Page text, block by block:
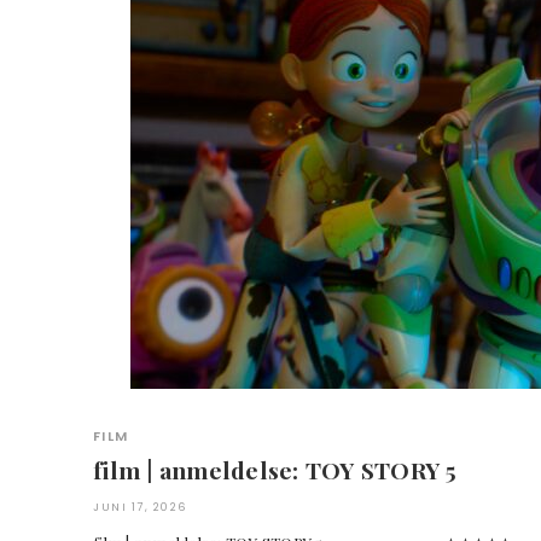
FILM
film | anmeldelse: TOY STORY 5
JUNI 17, 2026